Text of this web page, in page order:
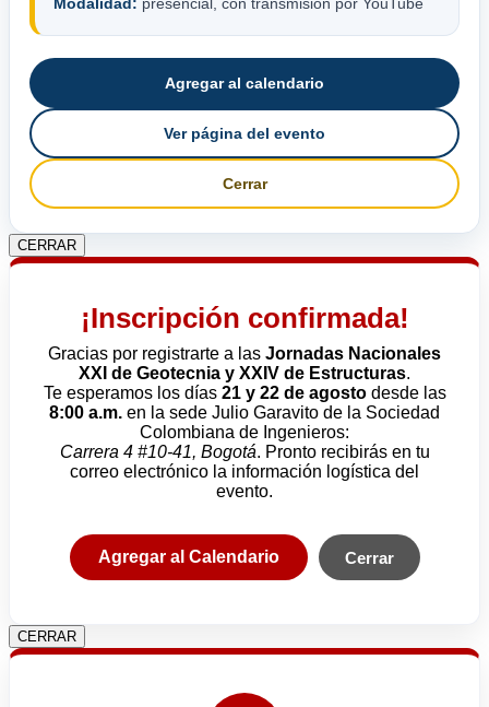
Modalidad: presencial, con transmisión por YouTube
Agregar al calendario
Ver página del evento
Cerrar
CERRAR
¡Inscripción confirmada!
Gracias por registrarte a las Jornadas Nacionales
XXI de Geotecnia y XXIV de Estructuras.
Te esperamos los días 21 y 22 de agostodesde las
8:00 a.m. en la sede Julio Garavito de la Sociedad
Colombiana de Ingenieros:
Carrera 4 #10-41, Bogotá. Pronto recibirás en tu
correo electrónico la información logística del
evento.
Agregar al Calendario Cerrar
CERRAR